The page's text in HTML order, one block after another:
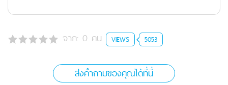
จาก: 0 คน VIEWS 5053
ส่งคำถามของคุณได้ที่นี่